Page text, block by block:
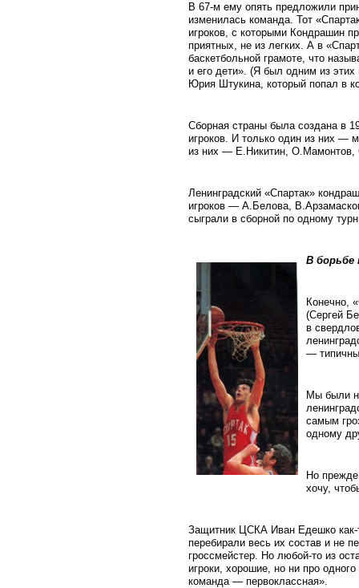
В 67-м ему опять предложили
изменилась команда. Тот
игроков, с которыми Кондрашин
приятных, не из легких. А в
баскетбольной грамоте, что
и его дети». (Я был одним из
Юрия Штукина, который попал в
Сборная страны была создана в
игроков. И только один из них —
из них — Е.Никитин, О.Мамонтов,
Ленинградский «Спартак»
игроков — А.Белова,
сыграли в сборной по одному
В борьбе
Конечно,
(Сергей
в
—
Мы были
самым
одному
Но
хочу,
Защитник ЦСКА Иван Едешко как-
перебирали весь их состав и не
гроссмейстер. Но любой-то из
игроки, хорошие, но ни про
команда — первоклассная».